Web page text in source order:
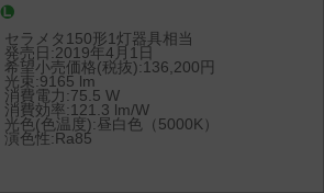
セラメタ150形1灯器具相当
発売日:2019年4月1日
希望小売価格(税抜):136,200円
光束:9165 lm
消費電力:75.5 W
消費効率:121.3 lm/W
光色(色温度):昼白色（5000K）
演色性:Ra85